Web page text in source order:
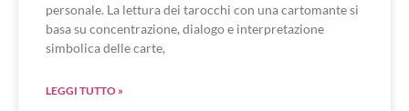
personale. La lettura dei tarocchi con una cartomante si
basa su concentrazione, dialogo e interpretazione
simbolica delle carte,
LEGGI TUTTO »